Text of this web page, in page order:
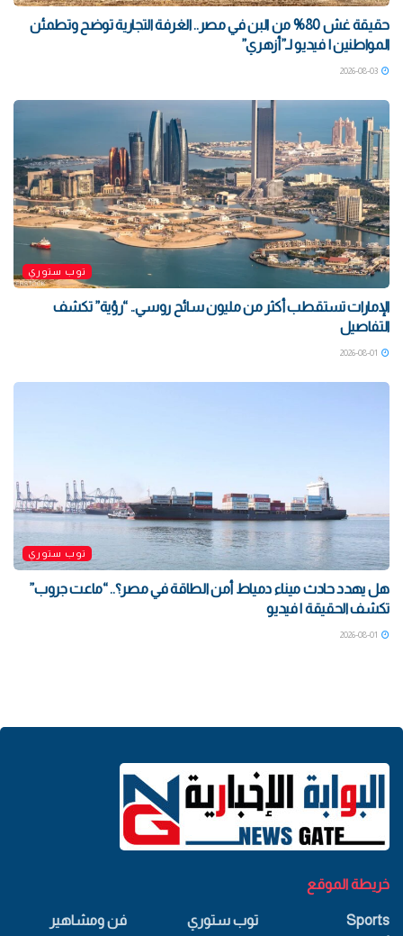
حقيقة غش 80% من البن في مصر.. الغرفة التجارية توضح وتطمئن
المواطنين | فيديو لـ”أزهري”
توب ستوري
الإمارات تستقطب أكثر من مليون سائح روسي.. “رؤية” تكشف
التفاصيل
توب ستوري
هل يهدد حادث ميناء دمياط أمن الطاقة في مصر؟.. “ماعت جروب”
تكشف الحقيقة | فيديو
خريطة الموقع
Sports توب ستوري فن ومشاهير